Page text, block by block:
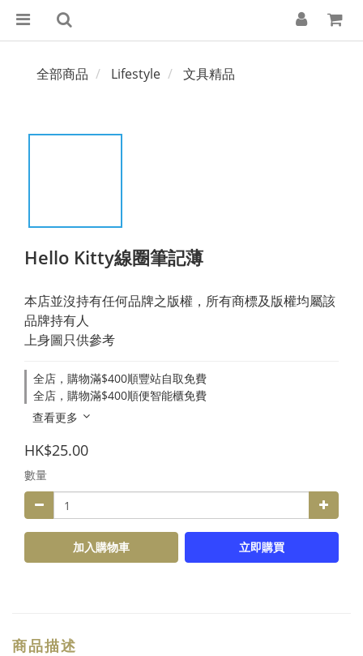
全部商品 Lifestyle 文具精品
Hello Kitty線圈筆記薄
本店並沒持有任何品牌之版權，所有商標及版權均屬該
品牌持有人
上身圖只供參考
全店，購物滿$400順豐站自取免費
全店，購物滿$400順便智能櫃免費
查看更多
HK$25.00
數量
加入購物車 立即購買
商品描述